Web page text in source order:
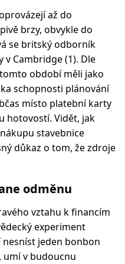
až do
brzy, obvykle do
se britský odborník
v Cambridge (1). Dle
období měli jako
schopnosti plánování
místo platební karty
hotovostí. Vidět, jak
stavebnice
důkaz o tom, že zdroje
odměnu
vztahu k financím
experiment
jeden bonbon
umí v budoucnu